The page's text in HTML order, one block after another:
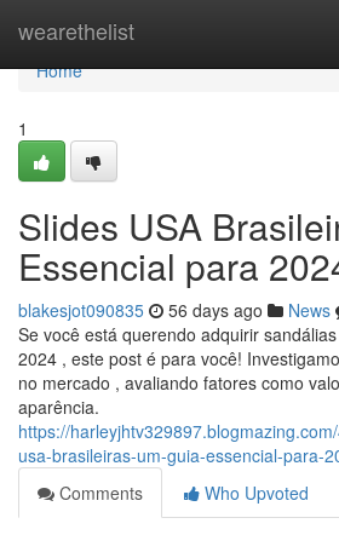
wearethelist
Home
Home
1
Slides USA
Essencial para
blakesjot090835 56 days ago News
Se você está querendo adquirir
2024 , este post é para você!
no mercado , avaliando fatores como
aparência.
https://
usa-brasileiras-um-guia-essencial-para-
Comments
Who Upvoted